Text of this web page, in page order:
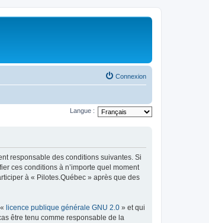
Connexion
Langue :
responsable des conditions suivantes. Si
ces conditions à n’importe quel moment
à « Pilotes.Québec » après que des
licence publique générale GNU 2.0 » et qui
être tenu comme responsable de la